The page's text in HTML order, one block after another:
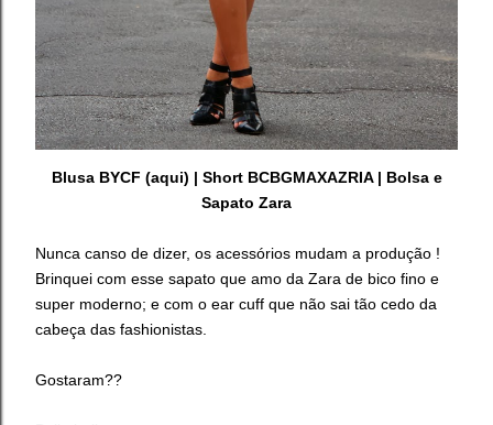
Blusa BYCF (aqui) | Short BCBGMAXAZRIA | Bolsa e
Sapato Zara
Nunca canso de dizer, os acessórios mudam a produção !
Brinquei com esse sapato que amo da Zara de bico fino e
super moderno; e com o ear cuff que não sai tão cedo da
cabeça das fashionistas.
Gostaram??